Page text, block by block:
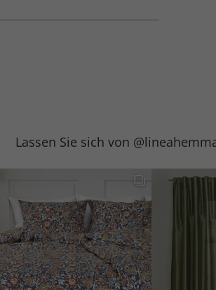
Lassen Sie sich von